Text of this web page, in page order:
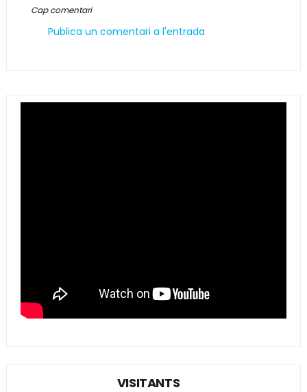
Cap comentari
Publica un comentari a l'entrada
VISITANTS